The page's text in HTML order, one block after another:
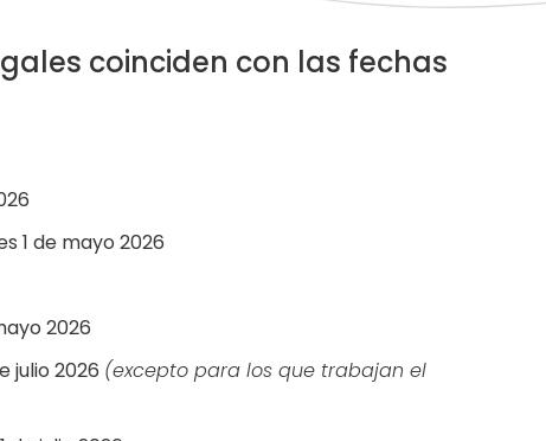
coinciden con las fechas
1 de mayo 2026
2026
julio 2026 (excepto para los que trabajan el